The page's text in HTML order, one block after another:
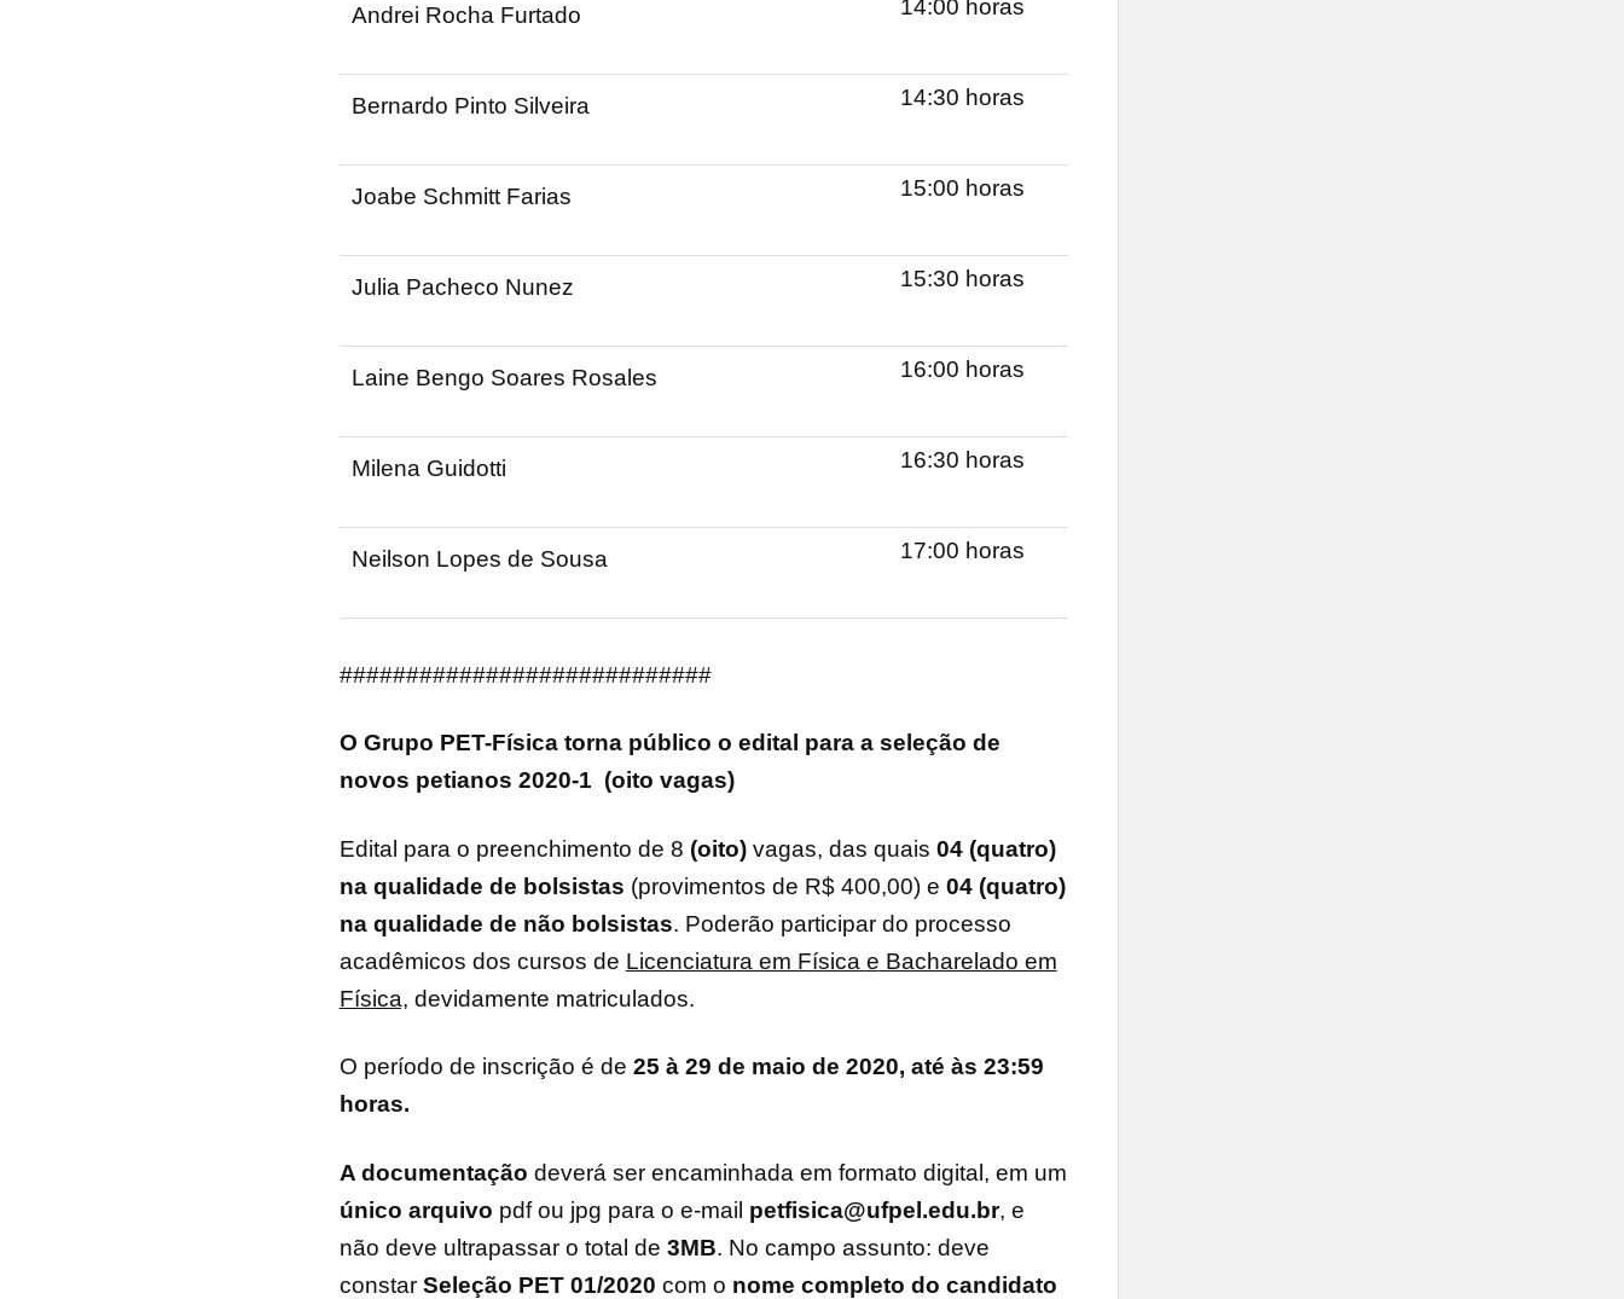
Andrei Rocha Furtado 14:00 horas
Bernardo Pinto Silveira 14:30 horas
Joabe Schmitt Farias 15:00 horas
Julia Pacheco Nunez 15:30 horas
Laine Bengo Soares Rosales 16:00 horas
Milena Guidotti 16:30 horas
Neilson Lopes de Sousa 17:00 horas
############################
O Grupo PET-Física torna público o edital para a seleção de
novos petianos 2020-1 (oito vagas)
Edital para o preenchimento de 8 (oito) vagas, das quais 04(quatro)
na qualidade de bolsistas (provimentos de R$ 400,00) e 04(quatro)
na qualidade de não bolsistas. Poderão participar do processo
acadêmicos dos cursos de Licenciatura em Física e Bacharelado em
Física, devidamente matriculados.
O período de inscrição é de 25 à 29 de maio de 2020, até às 23:59
horas.
A documentação deverá ser encaminhada em formato digital, em um
único arquivo pdf ou jpg para o e-mail petfisica@ufpel.edu.br, e
não deve ultrapassar o total de 3MB. No campo assunto: deve
constar Seleção PET 01/2020 com o nome completo do candidato